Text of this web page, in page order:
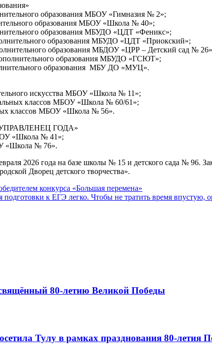
образования МБОУ «Гимназия № 2»;
образования МБОУ «Школа № 40»;
образования МБУДО «ЦДТ «Феникс»;
образования МБУДО «ЦДТ «Приокский»;
образования МБДОУ «ЦРР – Детский сад №
образования МБУДО «ГСЮТ»;
образования МБУ ДО «МУЦ».
искусства МБОУ «Школа № 11»;
классов МБОУ «Школа № 60/61»;
классов МБОУ «Школа № 56».
«УПРАВЛЕНЕЦ ГОДА»
«Школа № 41»;
«Школа № 76».
2026 года на базе школы № 15 и детского сада № 96.
Дворец детского творчества».
конкурса «Большая перемена»
подготовки к ЕГЭ легко. Чтобы не тратить время впустую,
80-летию Великой Победы
Тулу в рамках празднования 80-летия